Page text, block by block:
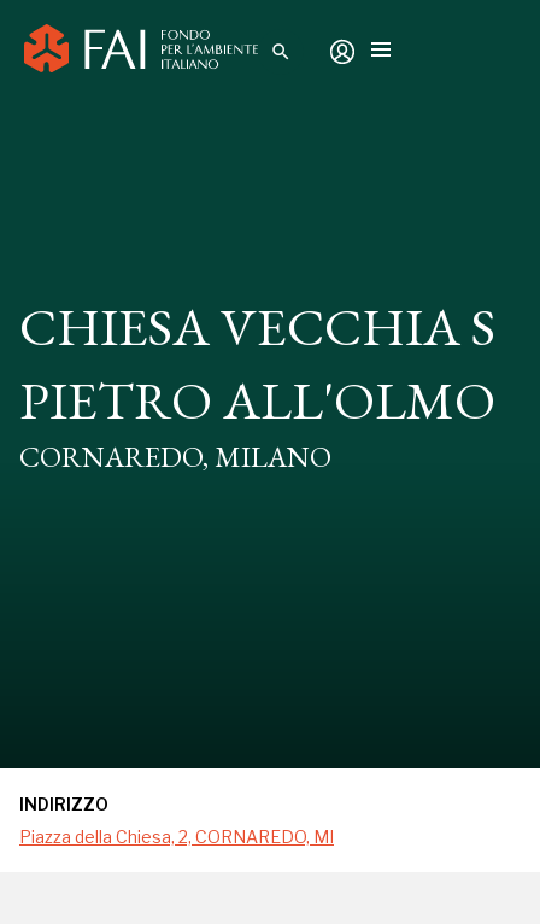
search
CHIESA VECCHIA S
PIETRO ALL'OLMO
CORNAREDO, MILANO
INDIRIZZO
Piazza della Chiesa, 2, CORNAREDO, MI